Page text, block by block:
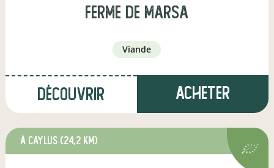
Ferme de Marsa
viande
Découvrir Acheter
à Caylus (24,2 km)